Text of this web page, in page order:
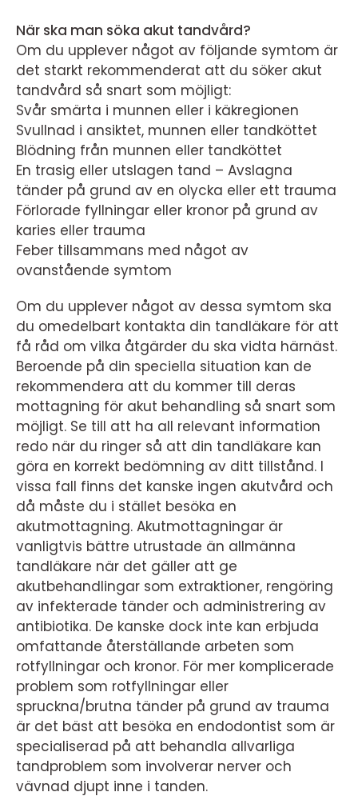
När ska man söka akut tandvård?
Om du upplever något av följande symtom är
det starkt rekommenderat att du söker akut
tandvård så snart som möjligt:
Svår smärta i munnen eller i käkregionen
Svullnad i ansiktet, munnen eller tandköttet
Blödning från munnen eller tandköttet
En trasig eller utslagen tand – Avslagna
tänder på grund av en olycka eller ett trauma
Förlorade fyllningar eller kronor på grund av
karies eller trauma
Feber tillsammans med något av
ovanstående symtom
Om du upplever något av dessa symtom ska
du omedelbart kontakta din tandläkare för att
få råd om vilka åtgärder du ska vidta härnäst.
Beroende på din speciella situation kan de
rekommendera att du kommer till deras
mottagning för akut behandling så snart som
möjligt. Se till att ha all relevant information
redo när du ringer så att din tandläkare kan
göra en korrekt bedömning av ditt tillstånd. I
vissa fall finns det kanske ingen akutvård och
då måste du i stället besöka en
akutmottagning. Akutmottagningar är
vanligtvis bättre utrustade än allmänna
tandläkare när det gäller att ge
akutbehandlingar som extraktioner, rengöring
av infekterade tänder och administrering av
antibiotika. De kanske dock inte kan erbjuda
omfattande återställande arbeten som
rotfyllningar och kronor. För mer komplicerade
problem som rotfyllningar eller
spruckna/brutna tänder på grund av trauma
är det bäst att besöka en endodontist som är
specialiserad på att behandla allvarliga
tandproblem som involverar nerver och
vävnad djupt inne i tanden.